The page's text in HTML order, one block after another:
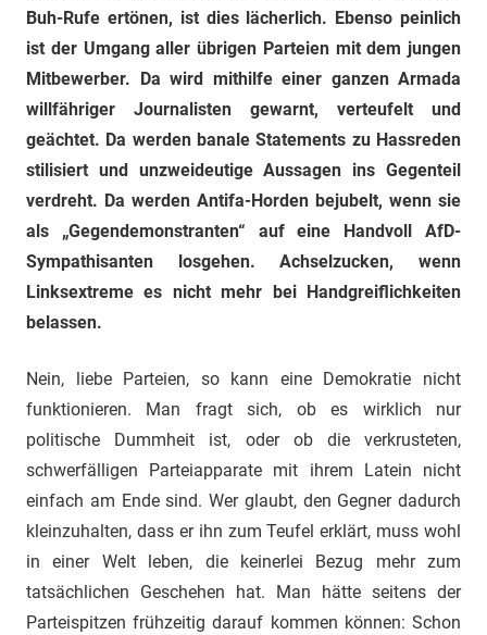
Buh-Rufe ertönen, ist dies lächerlich. Ebenso peinlich
ist der Umgang aller übrigen Parteien mit dem jungen
Mitbewerber. Da wird mithilfe einer ganzen Armada
willfähriger Journalisten gewarnt, verteufelt und
geächtet. Da werden banale Statements zu Hassreden
stilisiert und unzweideutige Aussagen ins Gegenteil
verdreht. Da werden Antifa-Horden bejubelt, wenn sie
als „Gegendemonstranten“ auf eine Handvoll AfD-
Sympathisanten losgehen. Achselzucken, wenn
Linksextreme es nicht mehr bei Handgreiflichkeiten
belassen.
Nein, liebe Parteien, so kann eine Demokratie nicht
funktionieren. Man fragt sich, ob es wirklich nur
politische Dummheit ist, oder ob die verkrusteten,
schwerfälligen Parteiapparate mit ihrem Latein nicht
einfach am Ende sind. Wer glaubt, den Gegner dadurch
kleinzuhalten, dass er ihn zum Teufel erklärt, muss wohl
in einer Welt leben, die keinerlei Bezug mehr zum
tatsächlichen Geschehen hat. Man hätte seitens der
Parteispitzen frühzeitig darauf kommen können: Schon